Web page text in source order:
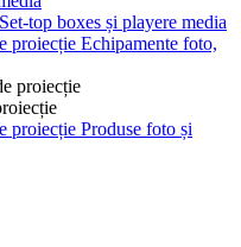
Set-top boxes și playere media
Echipamente foto,
proiecție
Produse foto și